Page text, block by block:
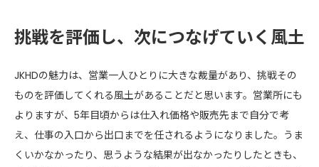
挑戦を評価し、次につなげていく風土
JKHDの魅力は、営業一人ひとりに大きな裁量があり、挑戦その
ものを評価してくれる風土があることだと思います。営業所にも
よりますが、5年目頃からは仕入れ価格や販売先まで自分で考
え、仕事の入口から出口までを任されるようになりました。うま
くいかなかったり、思うような結果が出なかったりしたときも、